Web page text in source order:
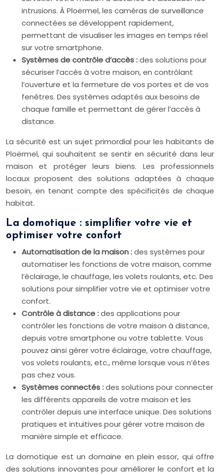
intrusions. À Ploërmel, les caméras de surveillance
connectées se développent rapidement,
permettant de visualiser les images en temps réel
sur votre smartphone.
Systèmes de contrôle d’accès :des solutions pour
sécuriser l’accès à votre maison, en contrôlant
l’ouverture et la fermeture de vos portes et de vos
fenêtres. Des systèmes adaptés aux besoins de
chaque famille et permettant de gérer l’accès à
distance.
La sécurité est un sujet primordial pour les habitants de
Ploërmel, qui souhaitent se sentir en sécurité dans leur
maison et protéger leurs biens. Les professionnels
locaux proposent des solutions adaptées à chaque
besoin, en tenant compte des spécificités de chaque
habitat.
La domotique : simplifier votre vie et
optimiser votre confort
Automatisation de la maison :des systèmes pour
automatiser les fonctions de votre maison, comme
l’éclairage, le chauffage, les volets roulants, etc. Des
solutions pour simplifier votre vie et optimiser votre
confort.
Contrôle à distance :des applications pour
contrôler les fonctions de votre maison à distance,
depuis votre smartphone ou votre tablette. Vous
pouvez ainsi gérer votre éclairage, votre chauffage,
vos volets roulants, etc., même lorsque vous n’êtes
pas chez vous.
Systèmes connectés :des solutions pour connecter
les différents appareils de votre maison et les
contrôler depuis une interface unique. Des solutions
pratiques et intuitives pour gérer votre maison de
manière simple et efficace.
La domotique est un domaine en plein essor, qui offre
des solutions innovantes pour améliorer le confort et la